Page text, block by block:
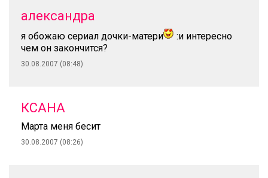
александра
я обожаю сериал дочки-матери
:и интересно
чем он закончится?
30.08.2007 (08:48)
КСАНА
Марта меня бесит
30.08.2007 (08:26)